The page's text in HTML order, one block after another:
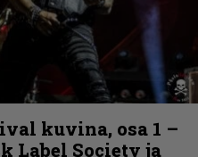
kuvina, osa 1 –
Label Society ja